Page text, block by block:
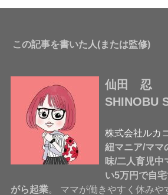
この記事を書いた人(または監修)
仙田 忍
SHINOBU
株式会社ルカ
紐マニア/ママ
味/二人育児中
い5万円で自
がら起業。 ママが働きやすく休みや